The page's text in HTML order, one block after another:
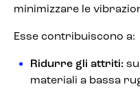
minimizzare le
Esse contribuiscono a:
Ridurre gli attriti:
materiali a bassa